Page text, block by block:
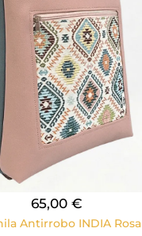
65,00 €
Antirrobo INDIA Rosa